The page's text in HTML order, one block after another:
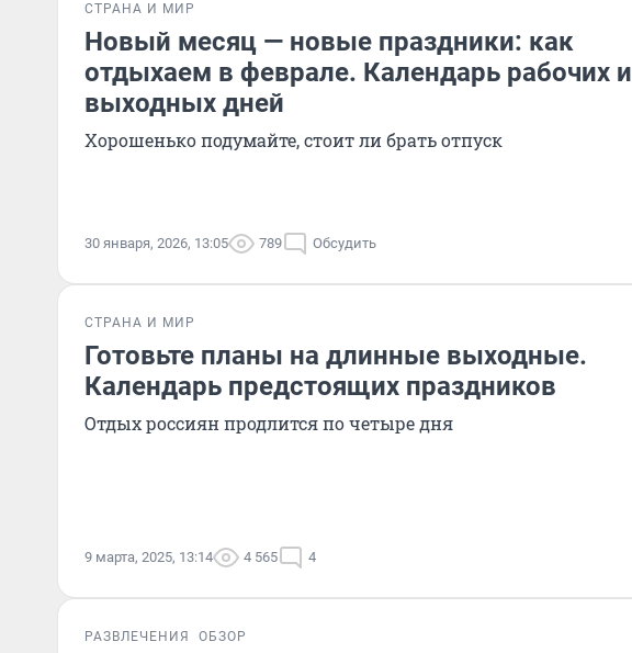
СТРАНА И МИР
Новый месяц — новые праздники: как
отдыхаем в феврале. Календарь рабочих и
выходных дней
Хорошенько подумайте, стоит ли брать отпуск
30 января, 2026, 13:05 789 Обсудить
СТРАНА И МИР
Готовьте планы на длинные выходные.
Календарь предстоящих праздников
Отдых россиян продлится по четыре дня
9 марта, 2025, 13:14 4 565 4
РАЗВЛЕЧЕНИЯ ОБЗОР